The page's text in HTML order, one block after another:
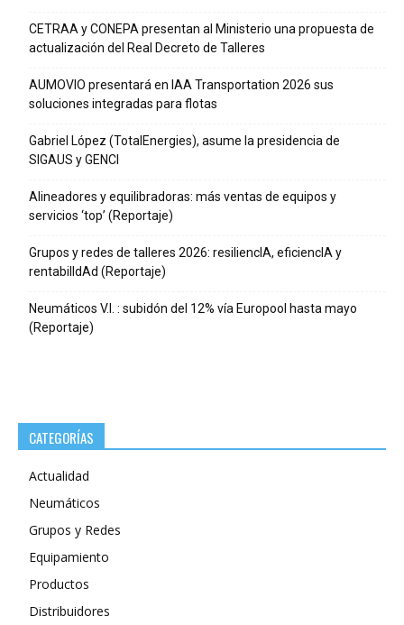
CETRAA y CONEPA presentan al Ministerio una propuesta de
actualización del Real Decreto de Talleres
AUMOVIO presentará en IAA Transportation 2026 sus
soluciones integradas para flotas
Gabriel López (TotalEnergies), asume la presidencia de
SIGAUS y GENCI
Alineadores y equilibradoras: más ventas de equipos y
servicios ‘top’ (Reportaje)
Grupos y redes de talleres 2026: resiliencIA, eficiencIA y
rentabilIdAd (Reportaje)
Neumáticos V.I. : subidón del 12% vía Europool hasta mayo
(Reportaje)
CATEGORÍAS
Actualidad
Neumáticos
Grupos y Redes
Equipamiento
Productos
Distribuidores